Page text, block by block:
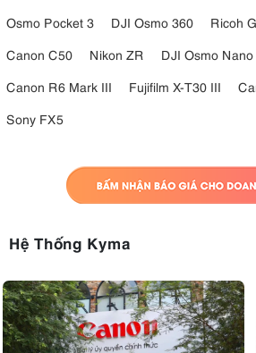
Osmo Pocket 3
DJI Osmo 360 Ricoh
Canon C50
Nikon ZR DJI Osmo Nano
Canon R6 Mark III
Fujifilm X-T30 III
Sony FX5
Hệ Thống Kyma